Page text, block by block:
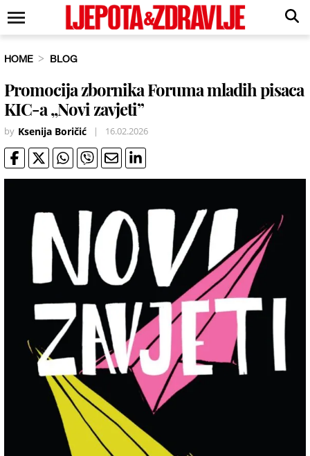
HOME BLOG
Promocija zbornika Foruma mladih pisaca
KIC-a „Novi zavjeti”
by Ksenija Boričić | 16.02.2026